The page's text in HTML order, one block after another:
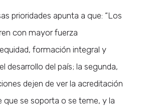
prioridades apunta a que: “Los
con mayor fuerza
formación integral y
desarrollo del país; la segunda,
dejen de ver la acreditación
se soporta o se teme, y la